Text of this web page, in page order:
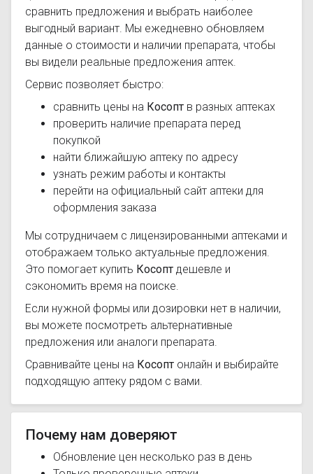
сравнить предложения и выбрать наиболее
выгодный вариант. Мы ежедневно обновляем
данные о стоимости и наличии препарата, чтобы
вы видели реальные предложения аптек.
Сервис позволяет быстро:
сравнить цены на Косопт в разных аптеках
проверить наличие препарата перед
покупкой
найти ближайшую аптеку по адресу
узнать режим работы и контакты
перейти на официальный сайт аптеки для
оформления заказа
Мы сотрудничаем с лицензированными аптеками и
отображаем только актуальные предложения.
Это помогает купить Косопт дешевле и
сэкономить время на поиске.
Если нужной формы или дозировки нет в наличии,
вы можете посмотреть альтернативные
предложения или аналоги препарата.
Сравнивайте цены на Косопт онлайн и выбирайте
подходящую аптеку рядом с вами.
Почему нам доверяют
Обновление цен несколько раз в день